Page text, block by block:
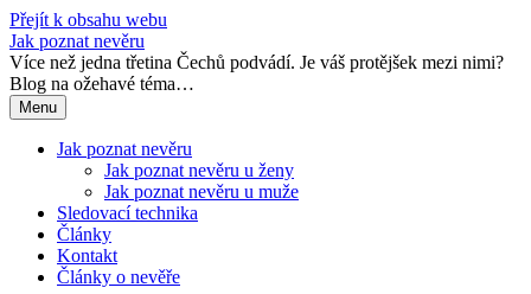
Přejít k obsahu webu
Jak poznat nevěru
Více než jedna třetina Čechů podvádí. Je váš protějšek mezi nimi?
Blog na ožehavé téma…
Menu
Jak poznat nevěru
Jak poznat nevěru u ženy
Jak poznat nevěru u muže
Sledovací technika
Články
Kontakt
Články o nevěře